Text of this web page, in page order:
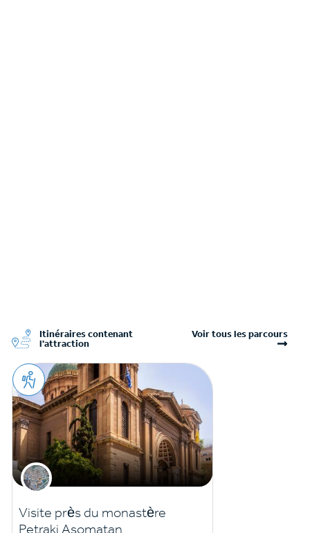
Itinéraires contenant
l'attraction
Voir tous les parcours
Visite près du monastère
Petraki Asomatan